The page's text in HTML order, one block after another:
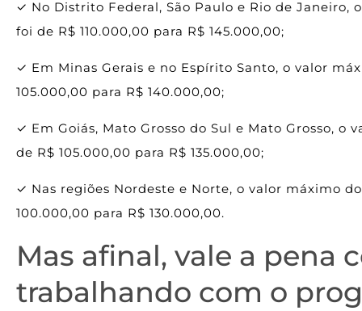
✓ No Distrito Federal, São Paulo e Rio de Janeiro,
foi de R$ 110.000,00 para R$ 145.000,00;
✓ Em Minas Gerais e no Espírito Santo, o valor
105.000,00 para R$ 140.000,00;
✓ Em Goiás, Mato Grosso do Sul e Mato Grosso,
de R$ 105.000,00 para R$ 135.000,00;
✓ Nas regiões Nordeste e Norte, o valor máximo
100.000,00 para R$ 130.000,00.
Mas afinal, vale a pena
trabalhando com o